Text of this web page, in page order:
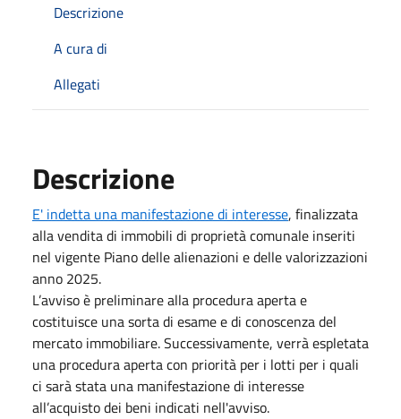
Descrizione
A cura di
Allegati
Descrizione
E' indetta una manifestazione di interesse, finalizzata
alla vendita di immobili di proprietà comunale inseriti
nel vigente Piano delle alienazioni e delle valorizzazioni
anno 2025.
L’avviso è preliminare alla procedura aperta e
costituisce una sorta di esame e di conoscenza del
mercato immobiliare. Successivamente, verrà espletata
una procedura aperta con priorità per i lotti per i quali
ci sarà stata una manifestazione di interesse
all’acquisto dei beni indicati nell'avviso.